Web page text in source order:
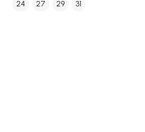
24 27 29 31